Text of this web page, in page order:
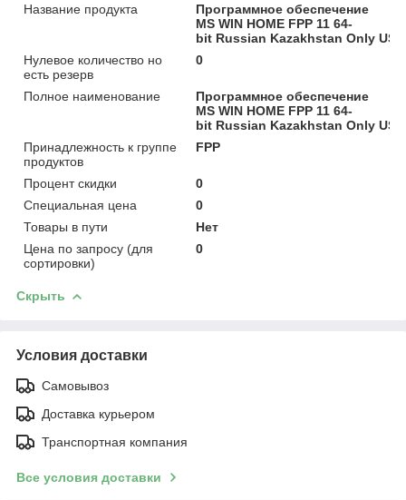
Название продукта
Программное обеспечение
MS WIN HOME FPP 11 64-
bit Russian Kazakhstan Only USB
Нулевое количество но
есть резерв
0
Полное наименование
Программное обеспечение
MS WIN HOME FPP 11 64-
bit Russian Kazakhstan Only USB
Принадлежность к группе
продуктов
FPP
Процент скидки
0
Специальная цена
0
Товары в пути
Нет
Цена по запросу (для
сортировки)
0
Скрыть
Условия доставки
Самовывоз
Доставка курьером
Транспортная компания
Все условия доставки